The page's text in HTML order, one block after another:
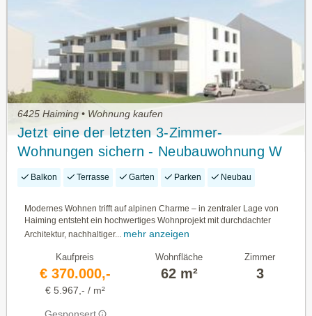
6425 Haiming • Wohnung kaufen
Jetzt eine der letzten 3-Zimmer-
Wohnungen sichern - Neubauwohnung W
Balkon Terrasse Garten Parken Neubau
Modernes Wohnen trifft auf alpinen Charme – in zentraler Lage von
Haiming entsteht ein hochwertiges Wohnprojekt mit durchdachter
Architektur, nachhaltiger... mehr anzeigen
Kaufpreis
€ 370.000,-
€ 5.967,- / m²
Wohnfläche
62 m²
Zimmer
3